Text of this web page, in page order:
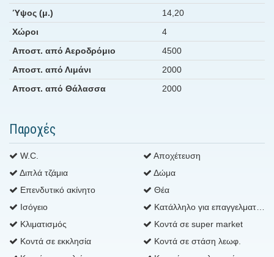
Ύψος (μ.)
14,20
Χώροι
4
Αποστ. από Αεροδρόμιο
4500
Αποστ. από Λιμάνι
2000
Αποστ. από Θάλασσα
2000
Παροχές
W.C.
Αποχέτευση
Διπλά τζάμια
Δώμα
Επενδυτικό ακίνητο
Θέα
Ισόγειο
Κατάλληλο για επαγγελματική χρήση
Κλιματισμός
Κοντά σε super market
Κοντά σε εκκλησία
Κοντά σε στάση λεωφ.